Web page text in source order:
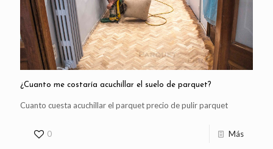
¿Cuanto me costaría acuchillar el suelo de parquet?
Cuanto cuesta acuchillar el parquet precio de pulir parquet
0 Más